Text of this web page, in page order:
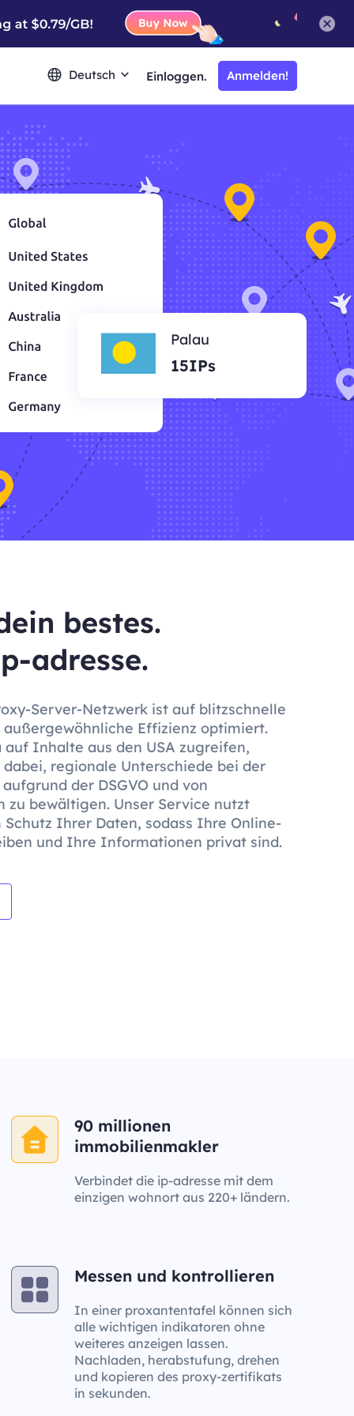
Deutsch Einloggen. Anmelden!
Palau
15IPs
bestes.
adresse.
Server-Netzwerk ist auf blitzschnelle
Effizienz optimiert.
auf Inhalte aus den USA zugreifen,
regionale Unterschiede bei der
der DSGVO und von
zu bewältigen. Unser Service nutzt
Schutz Ihrer Daten, sodass Ihre Online-
und Ihre Informationen privat sind.
90 millionen
immobilienmakler
Verbindet die ip-adresse mit dem
einzigen wohnort aus 220+ ländern.
Messen und kontrollieren
In einer proxantentafel können sich
alle wichtigen indikatoren ohne
weiteres anzeigen lassen.
Nachladen, herabstufung, drehen
und kopieren des proxy-zertifikats
in sekunden.